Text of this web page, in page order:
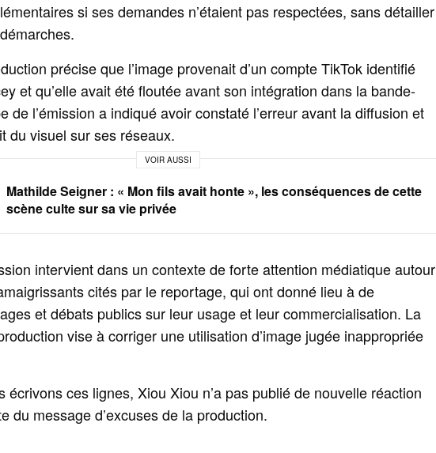
si ses demandes n’étaient pas respectées, sans détailler
précise que l’image provenait d’un compte TikTok identifié
et qu’elle avait été floutée avant son intégration dans la bande-
de l’émission a indiqué avoir constaté l’erreur avant la diffusion et
du visuel sur ses réseaux.
VOIR AUSSI
Mathilde Seigner : « Mon fils avait honte », les conséquences de cette
scène culte sur sa vie privée
intervient dans un contexte de forte attention médiatique autour
cités par le reportage, qui ont donné lieu à de
et débats publics sur leur usage et leur commercialisation. La
vise à corriger une utilisation d’image jugée inappropriée
écrivons ces lignes, Xiou Xiou n’a pas publié de nouvelle réaction
du message d’excuses de la production.